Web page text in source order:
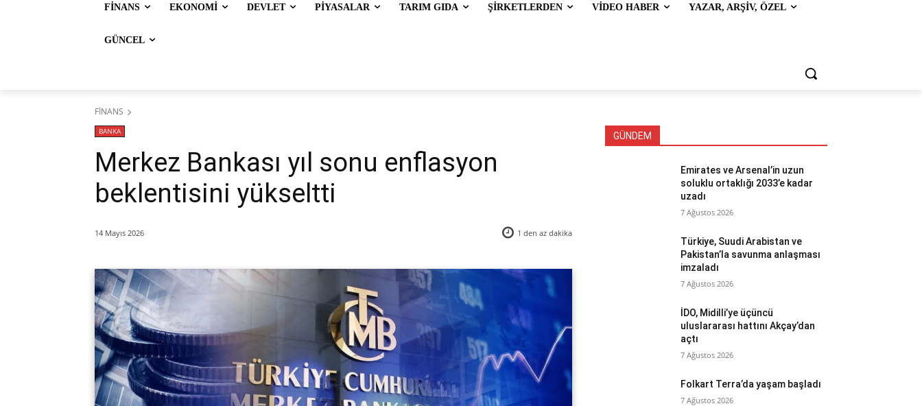
FİNANS EKONOMİ DEVLET PİYASALAR TARIM GIDA ŞİRKETLERDEN VİDEO HABER YAZAR, ARŞİV, ÖZEL
GÜNCEL
FİNANS
BANKA
Merkez Bankası yıl sonu enflasyon
beklentisini yükseltti
14 Mayıs 2026 1 den az dakika
GÜNDEM
Emirates ve Arsenal’in uzun
soluklu ortaklığı 2033’e kadar
uzadı
7 Ağustos 2026
Türkiye, Suudi Arabistan ve
Pakistan’la savunma anlaşması
imzaladı
7 Ağustos 2026
İDO, Midilli’ye üçüncü
uluslararası hattını Akçay’dan
açtı
7 Ağustos 2026
Folkart Terra’da yaşam başladı
7 Ağustos 2026